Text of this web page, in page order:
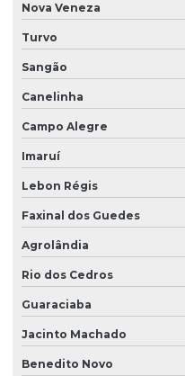
Projeto hidraulico sobrado
Projeto hidrossanitário
Projeto hidrossanitário
Projeto hidrossanitário em
Projeto hidrossanitário
Projeto hidrossanitário
Projeto hidrossanitário predial
Projeto hidrossanitário de
Projeto hidrossanitário
Projeto hidrossanitário sobrado
Nova Veneza
Turvo
Sangão
Canelinha
Campo Alegre
Imaruí
Lebon Régis
Faxinal dos Guedes
Agrolândia
Rio dos Cedros
Guaraciaba
Jacinto Machado
Benedito Novo